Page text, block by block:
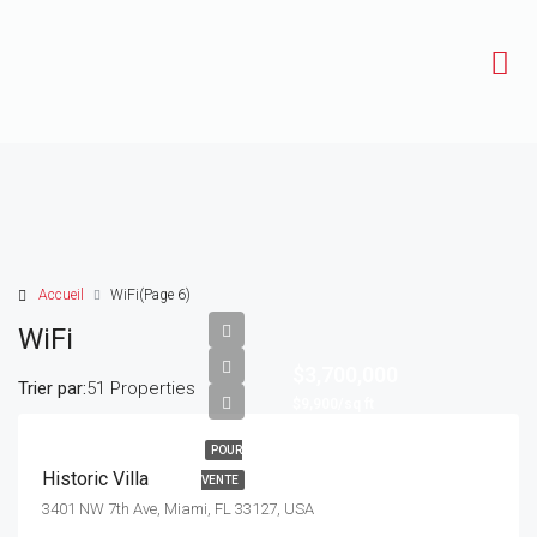
Accueil WiFi(Page 6)
WiFi
51 Properties
Trier par:
POUR
VENTE
Historic Villa
3401 NW 7th Ave, Miami, FL 33127, USA